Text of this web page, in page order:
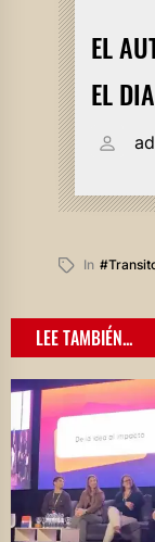
EL
EL
In
LEE TAMBIÉN...